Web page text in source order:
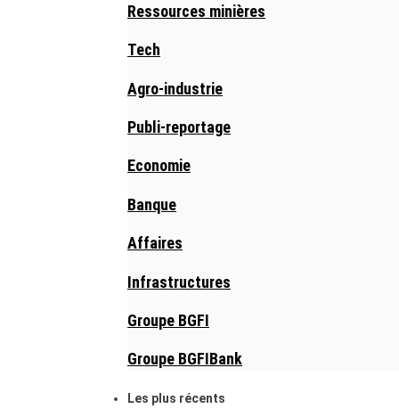
Ressources minières
Tech
Agro-industrie
Publi-reportage
Economie
Banque
Affaires
Infrastructures
Groupe BGFI
Groupe BGFIBank
Les plus récents